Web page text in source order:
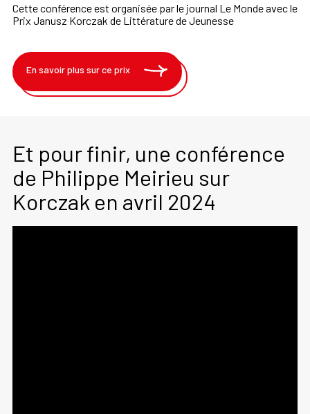
Cette conférence est organisée par le journal Le Monde avec le
Prix Janusz Korczak de Littérature de Jeunesse
En savoir plus sur ce prix
Et pour finir, une conférence
de Philippe Meirieu sur
Korczak en avril 2024